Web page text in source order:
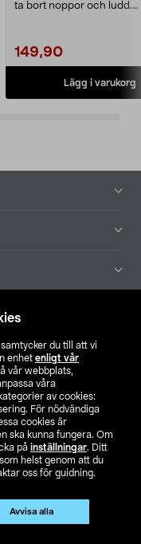
samtycker du till att vi
enhet enligt vår
vår webbplats,
våra
av cookies:
För nödvändiga
cookies är
ska kunna fungera. Om
på inställningar. Ditt
helst genom att du
oss för guidning.
Avvisa alla
ta bort noppor och ludd.
149,90
Lägg i varukorg